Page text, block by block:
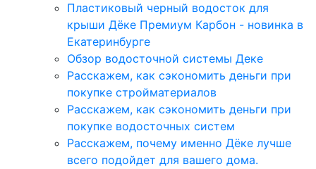
Пластиковый черный водосток для
крыши Дёке Премиум Карбон - новинка в
Екатеринбурге
Обзор водосточной системы Деке
Расскажем, как сэкономить деньги при
покупке стройматериалов
Расскажем, как сэкономить деньги при
покупке водосточных систем
Расскажем, почему именно Дёке лучше
всего подойдет для вашего дома.